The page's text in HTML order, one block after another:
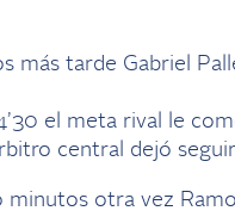
más tarde Gabriel
el meta rival le
central dejó
minutos otra vez